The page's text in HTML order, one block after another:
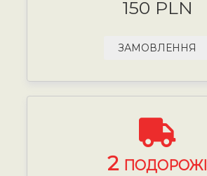
150 PLN
ЗАМОВЛЕННЯ
2 ПОДОРОЖІ